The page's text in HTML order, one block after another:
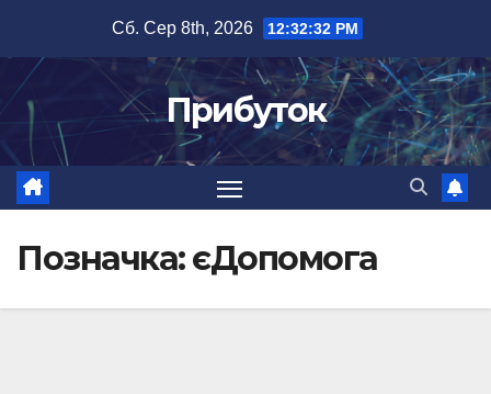
вмісту
Сб. Сер 8th, 2026 12:32:32 PM
Прибуток
Позначка:єДопомога